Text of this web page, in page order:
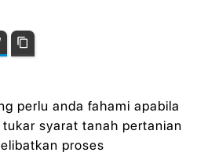
Telegram
perlu anda fahami apabila
syarat tanah pertanian
proses